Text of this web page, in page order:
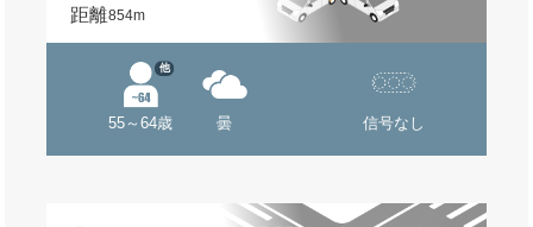
距離854m
55～64歳
他
曇 信号なし